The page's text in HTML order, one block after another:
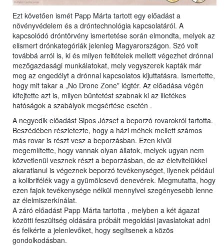
Ezt követően ismét Papp Márta tartott egy előadást a
növényvédelem és a dróntechnológia kapcsolatáról. A
kapcsolódó dróntörvény ismertetése során elmondta, melyek az
elismert drónkategóriák jelenleg Magyarországon. Szó volt
továbbá arról is, ki és milyen feltételek mellett végezhet drónnal
mezőgazdasági munkálatokat, mely vegyszerek kapták már
meg az engedélyt a drónnal kapcsolatos kijuttatásra. Ismertette,
hogy mit takar a „No Drone Zone” légtér. Az előadása végén
kifejtette azt is, milyen büntetést szabnak ki az illetékes
hatóságok a szabályok megsértése esetén .
A negyedik előadást Sipos József a beporzó rovarokról tartotta.
Beszédében részletezte, hogy a házi méhek mellett számos
más rovar is részt vesz a beporzásban. Ezen kívül
megemlítette, hogy vannak olyan állatok, melyek ugyan nem
közvetlenül vesznek részt a beporzásban, de az életvitelükkel
akaratlanul is végeznek beporzó tevékenységet, ilyenek például
a kolibrifélék vagy a gyümölcsevő denevérek. Megmutatta, hogy
ezen fajok tevékenysége nélkül mennyivel szegényesebb lenne
az élelmiszerkínálat.
A záró előadást Papp Márta tartotta , melyben a két ágazat
közötti feszültség oldására próbált megoldási javaslatokat adni
és felkérte a jelenlevőket, hogy segítsenek a közös
gondolkodásban.